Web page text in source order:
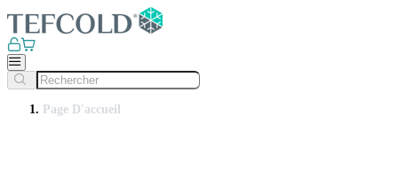
Page D'accueil